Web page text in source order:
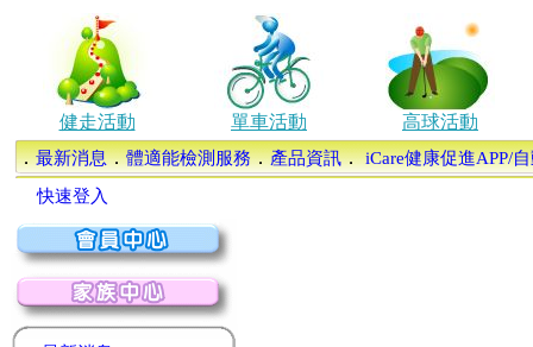
健走活動 單車活動
高球活動
．最新消息．體適能檢測服務．產品資訊．iCare健康促進APP/
快速登入